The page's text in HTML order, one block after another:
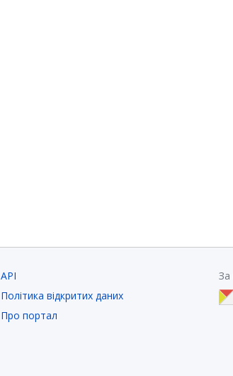
API
Політика відкритих даних
Про портал
За